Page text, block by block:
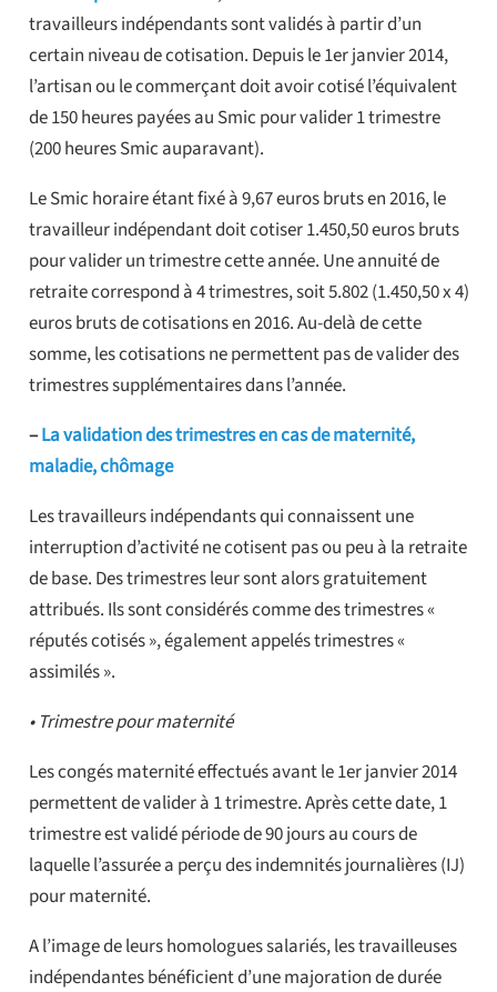
travailleurs indépendants sont validés à partir d’un
certain niveau de cotisation. Depuis le 1er janvier 2014,
l’artisan ou le commerçant doit avoir cotisé l’équivalent
de 150 heures payées au Smic pour valider 1 trimestre
(200 heures Smic auparavant).
Le Smic horaire étant fixé à 9,67 euros bruts en 2016, le
travailleur indépendant doit cotiser 1.450,50 euros bruts
pour valider un trimestre cette année. Une annuité de
retraite correspond à 4 trimestres, soit 5.802 (1.450,50 x 4)
euros bruts de cotisations en 2016. Au-delà de cette
somme, les cotisations ne permettent pas de valider des
trimestres supplémentaires dans l’année.
–La validation des trimestres en cas de maternité,
maladie, chômage
Les travailleurs indépendants qui connaissent une
interruption d’activité ne cotisent pas ou peu à la retraite
de base. Des trimestres leur sont alors gratuitement
attribués. Ils sont considérés comme des trimestres «
réputés cotisés », également appelés trimestres «
assimilés ».
• Trimestre pour maternité
Les congés maternité effectués avant le 1er janvier 2014
permettent de valider à 1 trimestre. Après cette date, 1
trimestre est validé période de 90 jours au cours de
laquelle l’assurée a perçu des indemnités journalières (IJ)
pour maternité.
A l’image de leurs homologues salariés, les travailleuses
indépendantes bénéficient d’une majoration de durée